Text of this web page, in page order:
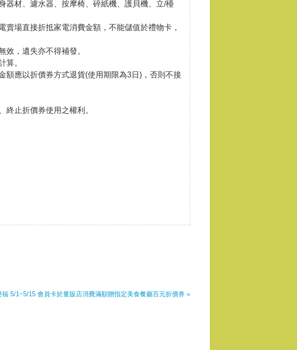
器材、濾水器、按摩椅、碎紙機、護貝機、立/檯
賣場直接折抵家電消費金額，不能儲值於禮物卡，
效，遺失亦不得補發。
算。
額應以折價券方式退貨(使用期限為3日)，否則不接
終止折價券使用之權利。
福 5/1~5/15 會員卡於量販店消費滿額贈指定美食餐廳百元折價券 »